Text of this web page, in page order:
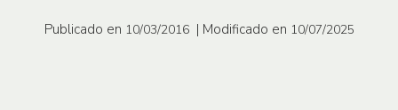
Publicado en 10/03/2016 | Modificado en 10/07/2025